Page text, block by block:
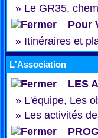
» Le GR35,
Pour
» Itinéraires et
L'Association
LES
» L'équipe, Les
» Les activités